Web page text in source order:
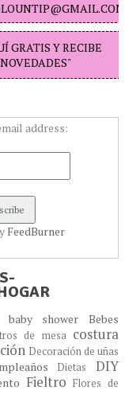
"
GRATIS Y RECIBE
address:
FeedBurner
baby shower Bebes
de mesa costura
Decoración de uñas
Dietas DIY
FieltroFlores de